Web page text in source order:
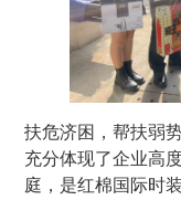
扶危济困，帮扶弱
充分体现了企业高
庭，是红棉国际时